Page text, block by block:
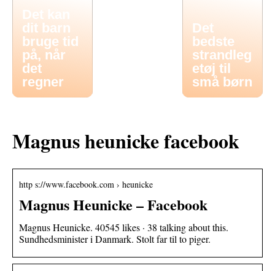
Det kan
dit barn
bruge tid
på, når
det
regner
Det
bedste
strandleg
etøj til
små børn
Magnus heunicke facebook
http s://www.facebook.com › heunicke
Magnus Heunicke – Facebook
Magnus Heunicke. 40545 likes · 38 talking about this.
Sundhedsminister i Danmark. Stolt far til to piger.